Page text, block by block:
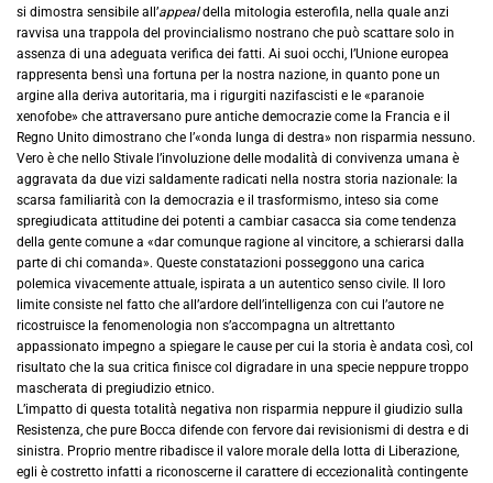
si dimostra sensibile all’appealdella mitologia esterofila, nella quale anzi
ravvisa una trappola del provincialismo nostrano che può scattare solo in
assenza di una adeguata verifica dei fatti. Ai suoi occhi, l’Unione europea
rappresenta bensì una fortuna per la nostra nazione, in quanto pone un
argine alla deriva autoritaria, ma i rigurgiti nazifascisti e le «paranoie
xenofobe» che attraversano pure antiche democrazie come la Francia e il
Regno Unito dimostrano che l’«onda lunga di destra» non risparmia nessuno.
Vero è che nello Stivale l’involuzione delle modalità di convivenza umana è
aggravata da due vizi saldamente radicati nella nostra storia nazionale: la
scarsa familiarità con la democrazia e il trasformismo, inteso sia come
spregiudicata attitudine dei potenti a cambiar casacca sia come tendenza
della gente comune a «dar comunque ragione al vincitore, a schierarsi dalla
parte di chi comanda». Queste constatazioni posseggono una carica
polemica vivacemente attuale, ispirata a un autentico senso civile. Il loro
limite consiste nel fatto che all’ardore dell’intelligenza con cui l’autore ne
ricostruisce la fenomenologia non s’accompagna un altrettanto
appassionato impegno a spiegare le cause per cui la storia è andata così, col
risultato che la sua critica finisce col digradare in una specie neppure troppo
mascherata di pregiudizio etnico.
L’impatto di questa totalità negativa non risparmia neppure il giudizio sulla
Resistenza, che pure Bocca difende con fervore dai revisionismi di destra e di
sinistra. Proprio mentre ribadisce il valore morale della lotta di Liberazione,
egli è costretto infatti a riconoscerne il carattere di eccezionalità contingente